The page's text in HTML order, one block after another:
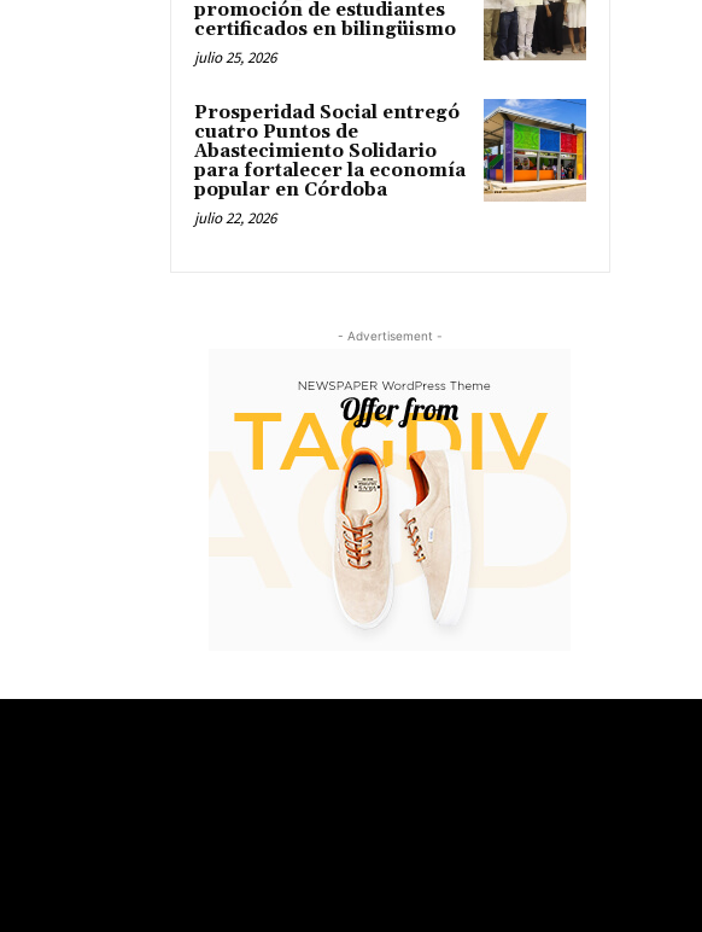
promoción de estudiantes
certificados en bilingüismo
julio 25, 2026
Prosperidad Social entregó
cuatro Puntos de
Abastecimiento Solidario
para fortalecer la economía
popular en Córdoba
julio 22, 2026
- Advertisement -